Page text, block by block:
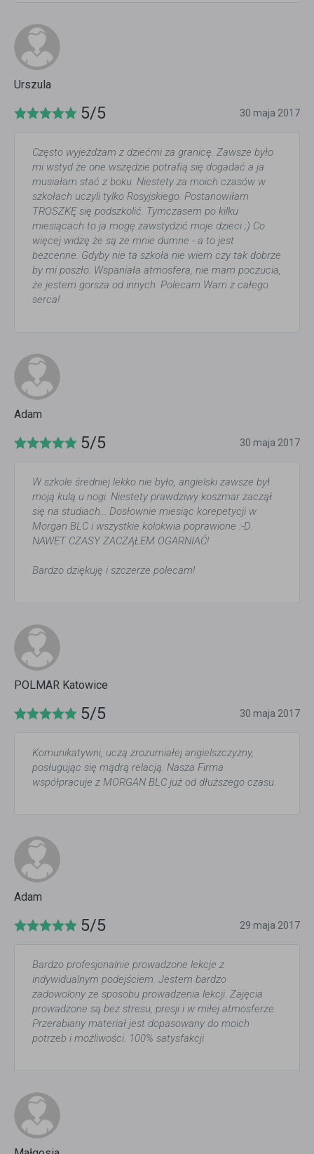
Urszula
5/5 30 maja 2017
Często wyjeżdżam z dziećmi za granicę. Zawsze było
mi wstyd że one wszędzie potrafią się dogadać a ja
musiałam stać z boku. Niestety za moich czasów w
szkołach uczyli tylko Rosyjskiego. Postanowiłam
TROSZKĘ się podszkolić. Tymczasem po kilku
miesiącach to ja mogę zawstydzić moje dzieci ;) Co
więcej widzę że są ze mnie dumne - a to jest
bezcenne. Gdyby nie ta szkoła nie wiem czy tak dobrze
by mi poszło. Wspaniała atmosfera, nie mam poczucia,
że jestem gorsza od innych. Polecam Wam z całego
serca!
Adam
5/5 30 maja 2017
W szkole średniej lekko nie było, angielski zawsze był
moją kulą u nogi. Niestety prawdziwy koszmar zaczął
się na studiach... Dosłownie miesiąc korepetycji w
Morgan BLC i wszystkie kolokwia poprawione :-D.
NAWET CZASY ZACZĄŁEM OGARNIAĆ!
Bardzo dziękuję i szczerze polecam!
POLMAR Katowice
5/5 30 maja 2017
Komunikatywni, uczą zrozumiałej angielszczyzny,
posługując się mądrą relacją. Nasza Firma
współpracuje z MORGAN BLC już od dłuższego czasu.
Adam
5/5 29 maja 2017
Bardzo profesjonalnie prowadzone lekcje z
indywidualnym podejściem. Jestem bardzo
zadowolony ze sposobu prowadzenia lekcji. Zajęcia
prowadzone są bez stresu, presji i w miłej atmosferze.
Przerabiany materiał jest dopasowany do moich
potrzeb i możliwości. 100% satysfakcji